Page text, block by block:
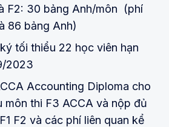
F2: 30 bảng Anh/môn (phí
86 bảng Anh)
tối thiểu 22 học viên hạn
2023
Accounting Diploma cho
môn thi F3 ACCA và nộp đủ
F2 và các phí liên quan kể